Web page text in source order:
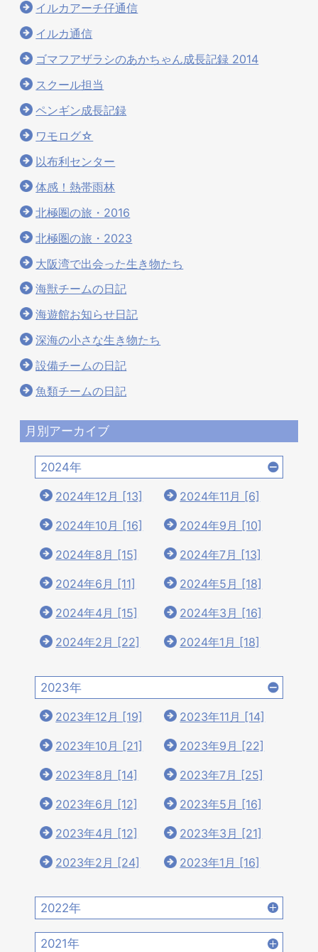
イルカアーチ仔通信
イルカ通信
ゴマフアザラシのあかちゃん成長記録 2014
スクール担当
ペンギン成長記録
ワモログ☆
以布利センター
体感！熱帯雨林
北極圏の旅・2016
北極圏の旅・2023
大阪湾で出会った生き物たち
海獣チームの日記
海遊館お知らせ日記
深海の小さな生き物たち
設備チームの日記
魚類チームの日記
月別アーカイブ
2024年
2024年12月 [13] 2024年11月 [6]
2024年10月 [16] 2024年9月 [10]
2024年8月 [15] 2024年7月 [13]
2024年6月 [11] 2024年5月 [18]
2024年4月 [15] 2024年3月 [16]
2024年2月 [22] 2024年1月 [18]
2023年
2023年12月 [19] 2023年11月 [14]
2023年10月 [21] 2023年9月 [22]
2023年8月 [14] 2023年7月 [25]
2023年6月 [12] 2023年5月 [16]
2023年4月 [12] 2023年3月 [21]
2023年2月 [24] 2023年1月 [16]
2022年
2022年12月 [15] 2022年11月 [15]
2021年